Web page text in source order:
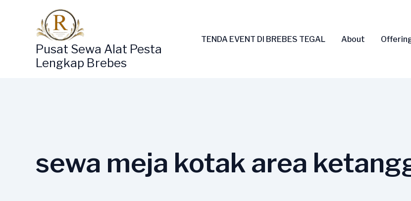
Pusat Sewa Alat Pesta
Lengkap Brebes
TENDA EVENT DI BREBES TEGAL About
sewa meja kotak area